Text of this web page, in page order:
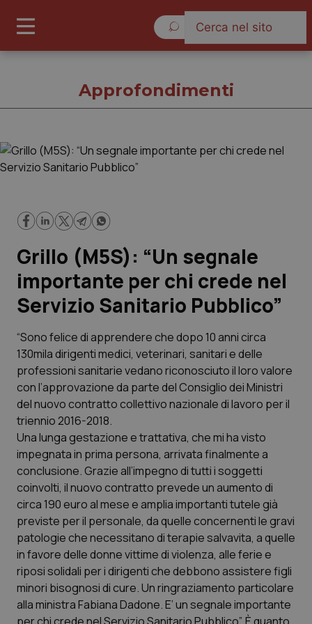
Governo e Parlamento
Regioni e Asl
Lavoro e Professioni
Scienza e Farmaci
Studi e Analisi
Lettere al direttore
Edizioni Regionali
QS Pro
Professionisti Sanitari.AI
Abruzzo
Basilicata
QS Pro Gold
Artrite & artrosi
QS Club Newsletter
Approfondimenti
Grillo (M5S): “Un segnale
importante per chi crede nel
Servizio Sanitario Pubblico”
“Sono felice di apprendere che dopo 10 anni circa
130mila dirigenti medici, veterinari, sanitari e delle
professioni sanitarie vedano riconosciuto il loro valore
con l’approvazione da parte del Consiglio dei Ministri
del nuovo contratto collettivo nazionale di lavoro per il
triennio 2016-2018.
Una lunga gestazione e trattativa, che mi ha visto
impegnata in prima persona, arrivata finalmente a
conclusione. Grazie all’impegno di tutti i soggetti
coinvolti, il nuovo contratto prevede un aumento di
circa 190 euro al mese e amplia importanti tutele già
previste per il personale, da quelle concernenti le gravi
patologie che necessitano di terapie salvavita, a quelle
in favore delle donne vittime di violenza, alle ferie e
riposi solidali per i dirigenti che debbono assistere figli
minori bisognosi di cure. Un ringraziamento particolare
alla ministra Fabiana Dadone. E’ un segnale importante